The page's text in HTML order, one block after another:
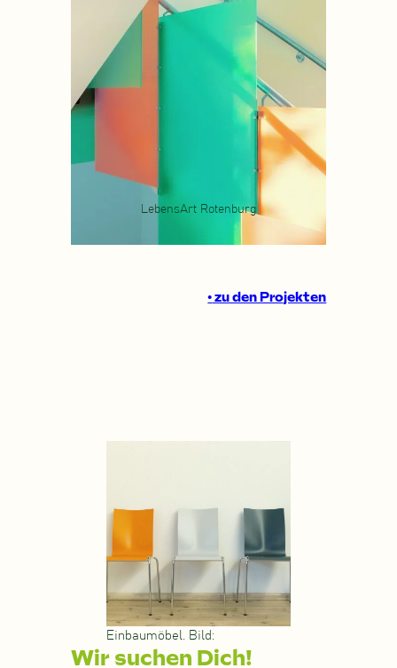
LebensArt Rotenburg
•zu den Projekten
Einbaumöbel. Bild:
Wir suchen Dich!